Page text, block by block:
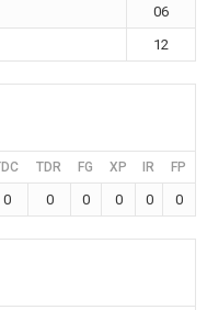
06
12
TDR FG XP IR FP
0 0 0 0 0 0